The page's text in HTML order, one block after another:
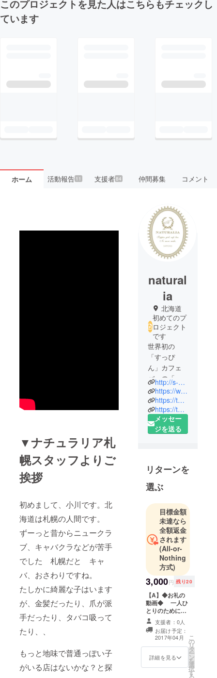
このプロジェクトを見た人はこちらもチェックし
ています
ホーム 活動報告11 支援者84 仲間募集 コメント
▼ナチュラリア札
幌スタッフよりご
挨拶
初めまして、小川です。北
海道は札幌の人間です。
ずーっと昔からニュークラ
ブ、キャバクラなどが苦手
でした 札幌だと キャ
バ、おさわりですね。
たしかに綺麗な子はいます
が、金髪だったり、爪が派
手だったり、タバコ吸って
たり、、
もっと地味で普通っぽい子
がいる店はないかな？と探
natural
ia
北海道
初めてのプ
ロジェクト
です
世界初の
「すっぴ
ん」カフェ
バーの「ナ
チュラリ
ア」です
2015年10月
に札幌に
オープンし
2017年4月1
日にオープ
ンするナ
渋谷をを成
功させて、
すっぴん
ブームを作
りたいで
す！！
http://s-naturalia.com
https://www.facebook.com/s.naturalia
https://twitter.com/SuppinNaturalia
https://twitter.com/naturalia_s
メッセー
ジを送る
リターンを
選ぶ
目標金額
未達なら
全額返金
されます
(All-or-
Nothing
方式)
3,000円 残り20
【A】◆お礼の
動画◆ 一人ひ
とりのために、
名前とお礼の言
葉をお伝えしま
すので、自分の
ためだけに作ら
れたオリジナル
動画です。 ※ス
支援者：0人
お届け予定：
2017年04月
詳細を見る
こ
の
リ
タ
ー
ン
を
選
択
す